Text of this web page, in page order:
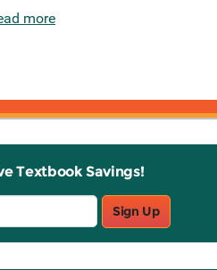
more
Textbook Savings!
Sign Up